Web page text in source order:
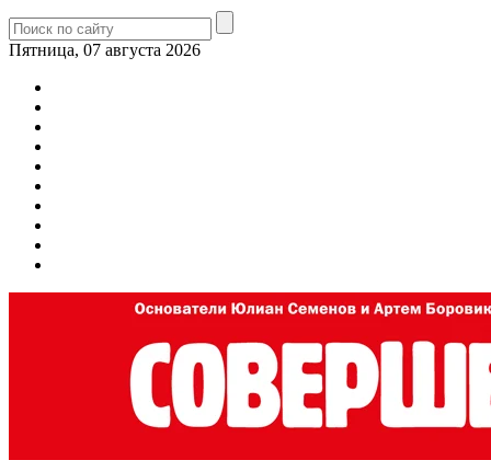
Пятница, 07 августа 2026